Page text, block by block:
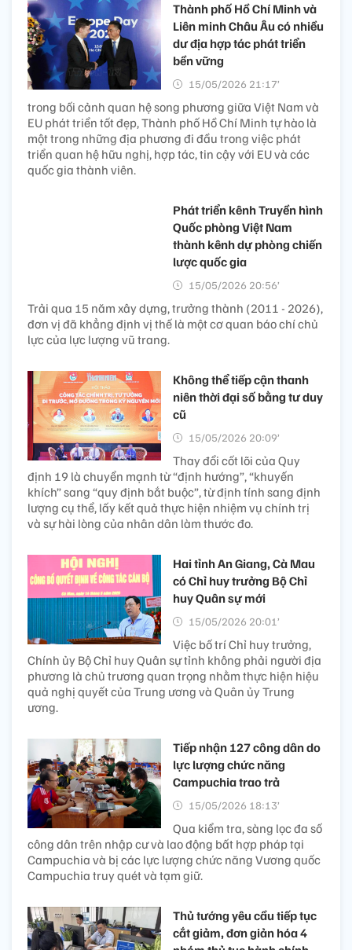
Thành phố Hồ Chí Minh và
Liên minh Châu Âu có nhiều
dư địa hợp tác phát triển
bền vững
15/05/2026 21:17’
trong bối cảnh quan hệ song phương giữa Việt Nam và
EU phát triển tốt đẹp, Thành phố Hồ Chí Minh tự hào là
một trong những địa phương đi đầu trong việc phát
triển quan hệ hữu nghị, hợp tác, tin cậy với EU và các
quốc gia thành viên.
Phát triển kênh Truyền hình
Quốc phòng Việt Nam
thành kênh dự phòng chiến
lược quốc gia
15/05/2026 20:56’
Trải qua 15 năm xây dựng, trưởng thành (2011 - 2026),
đơn vị đã khẳng định vị thế là một cơ quan báo chí chủ
lực của lực lượng vũ trang.
Không thể tiếp cận thanh
niên thời đại số bằng tư duy
cũ
15/05/2026 20:09’
Thay đổi cốt lõi của Quy
định 19 là chuyển mạnh từ “định hướng”, “khuyến
khích” sang “quy định bắt buộc”, từ định tính sang định
lượng cụ thể, lấy kết quả thực hiện nhiệm vụ chính trị
và sự hài lòng của nhân dân làm thước đo.
Hai tỉnh An Giang, Cà Mau
có Chỉ huy trưởng Bộ Chỉ
huy Quân sự mới
15/05/2026 20:01’
Việc bố trí Chỉ huy trưởng,
Chính ủy Bộ Chỉ huy Quân sự tỉnh không phải người địa
phương là chủ trương quan trọng nhằm thực hiện hiệu
quả nghị quyết của Trung ương và Quân ủy Trung
ương.
Tiếp nhận 127 công dân do
lực lượng chức năng
Campuchia trao trả
15/05/2026 18:13’
Qua kiểm tra, sàng lọc đa số
công dân trên nhập cư và lao động bất hợp pháp tại
Campuchia và bị các lực lượng chức năng Vương quốc
Campuchia truy quét và tạm giữ.
Thủ tướng yêu cầu tiếp tục
cắt giảm, đơn giản hóa 4